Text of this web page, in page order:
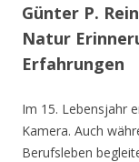
Günter P.
Natur
Erfahrungen
Im 15. Lebensjahr
Kamera. Auch
Berufsleben